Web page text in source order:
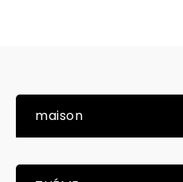
maison